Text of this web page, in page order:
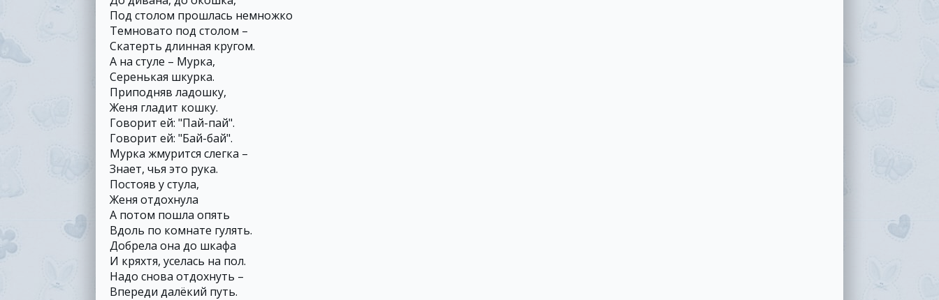
Под столом прошлась немножко
Темновато под столом –
Скатерть длинная кругом.
А на стуле – Мурка,
Серенькая шкурка.
Приподняв ладошку,
Женя гладит кошку.
Говорит ей: "Пай-пай".
Говорит ей: "Бай-бай".
Мурка жмурится слегка –
Знает, чья это рука.
Постояв у стула,
Женя отдохнула
А потом пошла опять
Вдоль по комнате гулять.
Добрела она до шкафа
И кряхтя, уселась на пол.
Надо снова отдохнуть –
Впереди далёкий путь.